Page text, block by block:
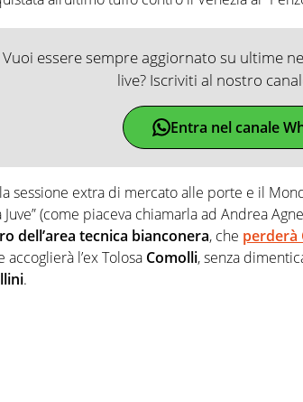
Vuoi essere sempre aggiornato su ultime
live? Iscriviti al nostro
Entra nel canale
sessione extra di mercato alle porte e il
Juve” (come piaceva chiamarla ad Andrea
dell’area tecnica bianconera, che perderà
accoglierà l’ex Tolosa Comolli, senza
.